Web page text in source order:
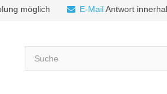
möglich E-MailAntwort